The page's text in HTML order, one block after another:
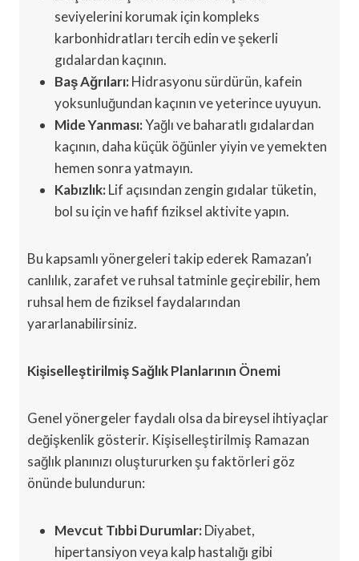
seviyelerini korumak için kompleks
karbonhidratları tercih edin ve şekerli
gıdalardan kaçının.
Baş Ağrıları:Hidrasyonu sürdürün, kafein
yoksunluğundan kaçının ve yeterince uyuyun.
Mide Yanması:Yağlı ve baharatlı gıdalardan
kaçının, daha küçük öğünler yiyin ve yemekten
hemen sonra yatmayın.
Kabızlık:Lif açısından zengin gıdalar tüketin,
bol su için ve hafif fiziksel aktivite yapın.
Bu kapsamlı yönergeleri takip ederek Ramazan’ı
canlılık, zarafet ve ruhsal tatminle geçirebilir, hem
ruhsal hem de fiziksel faydalarından
yararlanabilirsiniz.
Kişiselleştirilmiş Sağlık Planlarının Önemi
Genel yönergeler faydalı olsa da bireysel ihtiyaçlar
değişkenlik gösterir. Kişiselleştirilmiş Ramazan
sağlık planınızı oluştururken şu faktörleri göz
önünde bulundurun:
Mevcut Tıbbi Durumlar:Diyabet,
hipertansiyon veya kalp hastalığı gibi